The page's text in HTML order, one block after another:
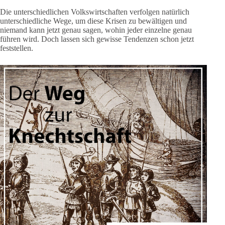
Die unterschiedlichen Volkswirtschaften verfolgen natürlich
unterschiedliche Wege, um diese Krisen zu bewältigen und
niemand kann jetzt genau sagen, wohin jeder einzelne genau
führen wird. Doch lassen sich gewisse Tendenzen schon jetzt
feststellen.